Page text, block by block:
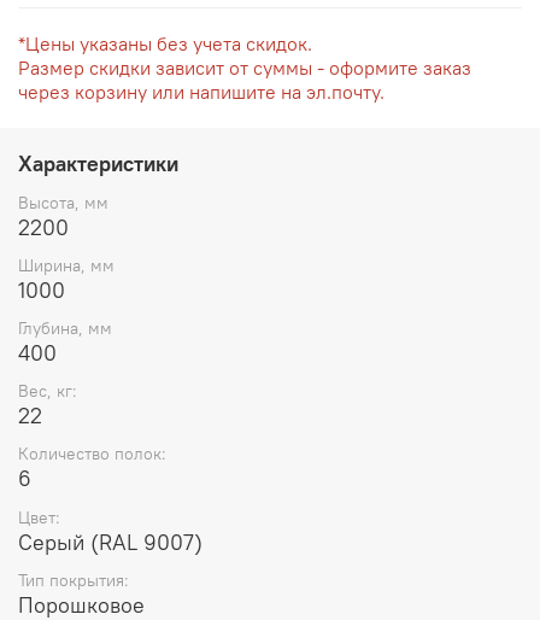
*Цены указаны без учета скидок.
Размер скидки зависит от суммы - оформите заказ
через корзину или напишите на эл.почту.
Характеристики
Высота, мм
2200
Ширина, мм
1000
Глубина, мм
400
Вес, кг:
22
Количество полок:
6
Цвет:
Серый (RAL 9007)
Тип покрытия:
Порoшковое